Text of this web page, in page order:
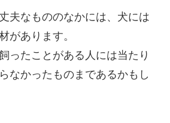
夫なもののなかには、犬には
があります。
ったことがある人には当たり
なかったものまであるかもし